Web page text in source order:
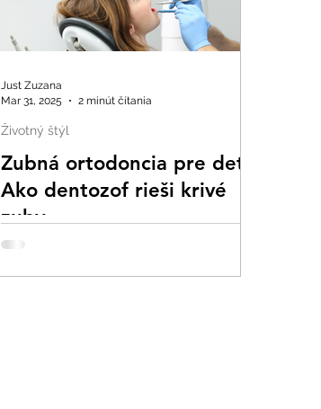
Zubná ortodoncia pre deti:
Ako dentozof rieši krivé
zuby
Životný štýl
Just Zuzana
Mar 31, 2025
2 minút čítania